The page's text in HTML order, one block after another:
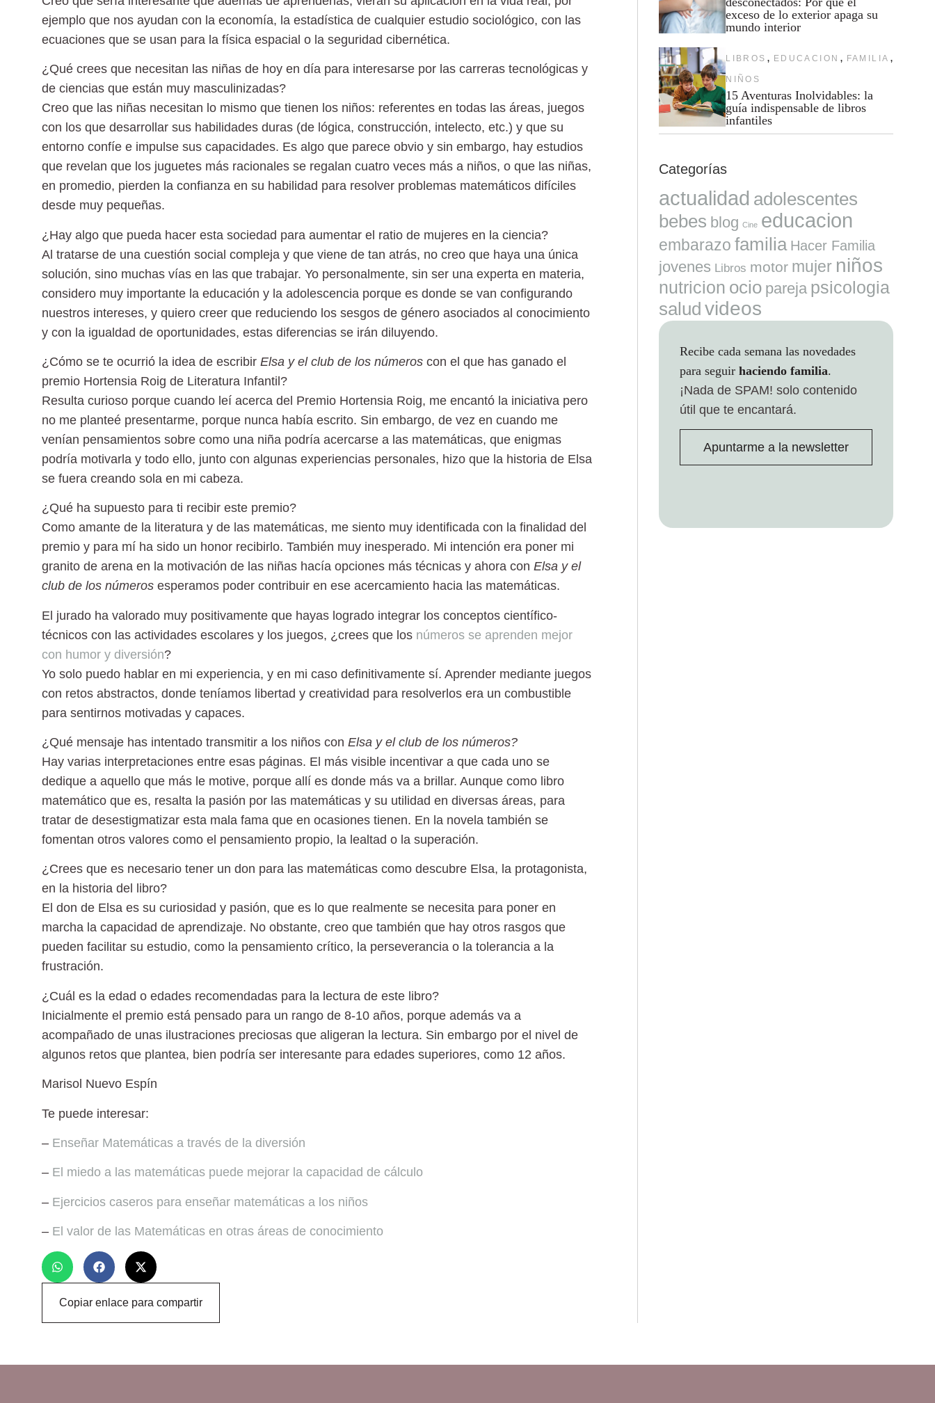
ejemplo que nos ayudan con la economía, la estadística de cualquier estudio sociológico, con las
ecuaciones que se usan para la física espacial o la seguridad cibernética.
¿Qué crees que necesitan las niñas de hoy en día para interesarse por las carreras tecnológicas y
de ciencias que están muy masculinizadas?
Creo que las niñas necesitan lo mismo que tienen los niños: referentes en todas las áreas, juegos
con los que desarrollar sus habilidades duras (de lógica, construcción, intelecto, etc.) y que su
entorno confíe e impulse sus capacidades. Es algo que parece obvio y sin embargo, hay estudios
que revelan que los juguetes más racionales se regalan cuatro veces más a niños, o que las niñas,
en promedio, pierden la confianza en su habilidad para resolver problemas matemáticos difíciles
desde muy pequeñas.
¿Hay algo que pueda hacer esta sociedad para aumentar el ratio de mujeres en la ciencia?
Al tratarse de una cuestión social compleja y que viene de tan atrás, no creo que haya una única
solución, sino muchas vías en las que trabajar. Yo personalmente, sin ser una experta en materia,
considero muy importante la educación y la adolescencia porque es donde se van configurando
nuestros intereses, y quiero creer que reduciendo los sesgos de género asociados al conocimiento
y con la igualdad de oportunidades, estas diferencias se irán diluyendo.
¿Cómo se te ocurrió la idea de escribir Elsa y el club de los números con el que has ganado el
premio Hortensia Roig de Literatura Infantil?
Resulta curioso porque cuando leí acerca del Premio Hortensia Roig, me encantó la iniciativa pero
no me planteé presentarme, porque nunca había escrito. Sin embargo, de vez en cuando me
venían pensamientos sobre como una niña podría acercarse a las matemáticas, que enigmas
podría motivarla y todo ello, junto con algunas experiencias personales, hizo que la historia de Elsa
se fuera creando sola en mi cabeza.
¿Qué ha supuesto para ti recibir este premio?
Como amante de la literatura y de las matemáticas, me siento muy identificada con la finalidad del
premio y para mí ha sido un honor recibirlo. También muy inesperado. Mi intención era poner mi
granito de arena en la motivación de las niñas hacía opciones más técnicas y ahora con Elsa y el
club de los números esperamos poder contribuir en ese acercamiento hacia las matemáticas.
El jurado ha valorado muy positivamente que hayas logrado integrar los conceptos científico-
técnicos con las actividades escolares y los juegos, ¿crees que los números se aprenden mejor
con humor y diversión?
Yo solo puedo hablar en mi experiencia, y en mi caso definitivamente sí. Aprender mediante juegos
con retos abstractos, donde teníamos libertad y creatividad para resolverlos era un combustible
para sentirnos motivadas y capaces.
¿Qué mensaje has intentado transmitir a los niños con Elsa y el club de los números?
Hay varias interpretaciones entre esas páginas. El más visible incentivar a que cada uno se
dedique a aquello que más le motive, porque allí es donde más va a brillar. Aunque como libro
matemático que es, resalta la pasión por las matemáticas y su utilidad en diversas áreas, para
tratar de desestigmatizar esta mala fama que en ocasiones tienen. En la novela también se
fomentan otros valores como el pensamiento propio, la lealtad o la superación.
¿Crees que es necesario tener un don para las matemáticas como descubre Elsa, la protagonista,
en la historia del libro?
El don de Elsa es su curiosidad y pasión, que es lo que realmente se necesita para poner en
marcha la capacidad de aprendizaje. No obstante, creo que también que hay otros rasgos que
pueden facilitar su estudio, como la pensamiento crítico, la perseverancia o la tolerancia a la
frustración.
¿Cuál es la edad o edades recomendadas para la lectura de este libro?
Inicialmente el premio está pensado para un rango de 8-10 años, porque además va a
acompañado de unas ilustraciones preciosas que aligeran la lectura. Sin embargo por el nivel de
algunos retos que plantea, bien podría ser interesante para edades superiores, como 12 años.
Marisol Nuevo Espín
Te puede interesar:
– Enseñar Matemáticas a través de la diversión
– El miedo a las matemáticas puede mejorar la capacidad de cálculo
– Ejercicios caseros para enseñar matemáticas a los niños
– El valor de las Matemáticas en otras áreas de conocimiento
Copiar enlace para compartir
exceso de lo exterior apaga su
mundo interior
LIBROS , EDUCACION , FAMILIA ,
NIÑOS
15 Aventuras Inolvidables: la
guía indispensable de libros
infantiles
Categorías
actualidad adolescentes
bebes blog Cine educacion
embarazo familia Hacer Familia
jovenes Libros motor mujer niños
nutricion ocio pareja psicologia
salud videos
Recibe cada semana las novedades
para seguir haciendo familia.
¡Nada de SPAM! solo contenido
útil que te encantará.
Apuntarme a la newsletter